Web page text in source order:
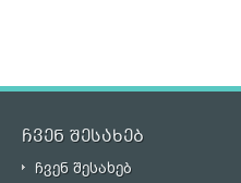
ჩვენ შესახებ
ჩვენ შესახებ